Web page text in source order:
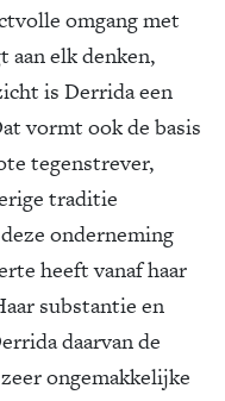
omgang met
aan elk denken,
is Derrida een
vormt ook de basis
tegenstrever,
traditie
onderneming
heeft vanaf haar
substantie en
daarvan de
ongemakkelijke